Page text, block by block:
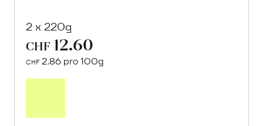
2 x 220g
CHF 12.60
CHF 2.86 pro 100g